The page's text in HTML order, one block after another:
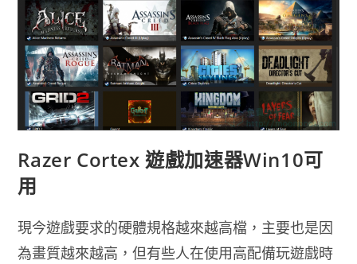
Razer Cortex 遊戲加速器Win10可
用
現今遊戲要求的硬體規格越來越高檔，主要也是因
為畫質越來越高，但有些人在使用高配備玩遊戲時